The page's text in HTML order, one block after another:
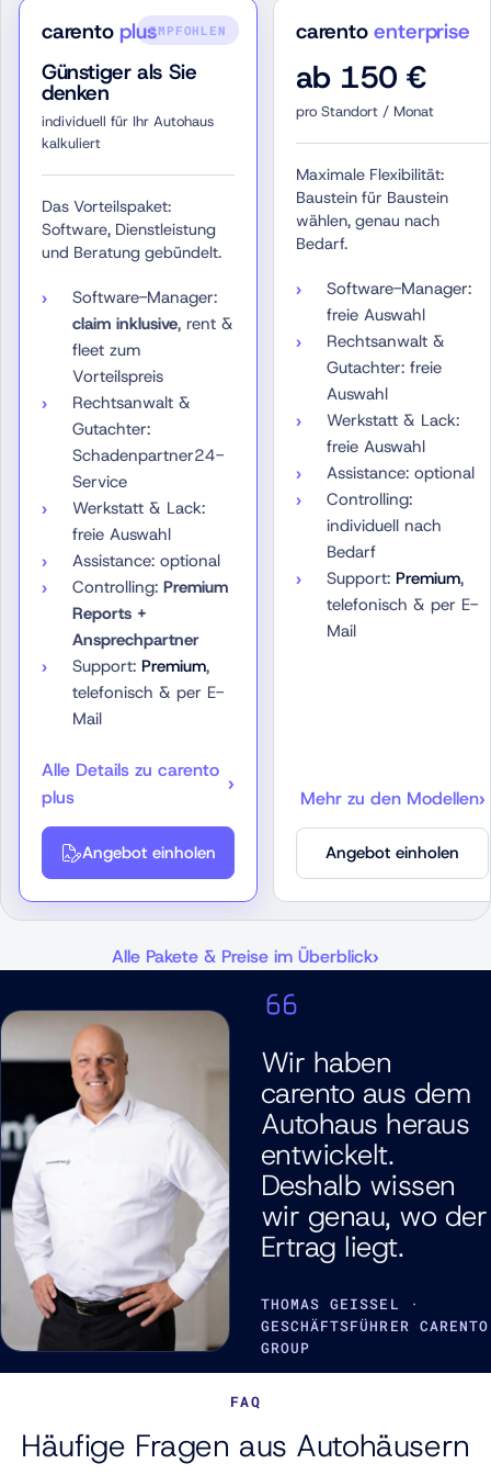
EMPFOHLEN
carento plus
Günstiger als Sie
denken
individuell für Ihr Autohaus
kalkuliert
Das Vorteilspaket:
Software, Dienstleistung
und Beratung gebündelt.
Software-Manager:
claim inklusive, rent &
fleet zum
Vorteilspreis
Rechtsanwalt &
Gutachter:
Schadenpartner24-
Service
Werkstatt & Lack:
freie Auswahl
Assistance: optional
Controlling: Premium
Reports +
Ansprechpartner
Support: Premium,
telefonisch & per E-
Mail
Alle Details zu carento
plus
Angebot einholen
carentoenterprise
ab 150 €
pro Standort / Monat
Maximale Flexibilität:
Baustein für Baustein
wählen, genau nach
Bedarf.
Software-Manager:
freie Auswahl
Rechtsanwalt &
Gutachter: freie
Auswahl
Werkstatt & Lack:
freie Auswahl
Assistance: optional
Controlling:
individuell nach
Bedarf
Support: Premium,
telefonisch & per E-
Mail
Mehr zu den Modellen
Angebot einholen
Alle Pakete & Preise im Überblick
Wir haben
carento aus dem
Autohaus heraus
entwickelt.
Deshalb wissen
wir genau, wo der
Ertrag liegt.
THOMAS GEISSEL ·
GESCHÄFTSFÜHRER CARENTO
GROUP
FAQ
Häufige Fragen aus Autohäusern